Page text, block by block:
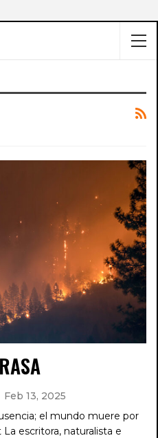
Feb 13, 2025
el mundo muere por
escritora, naturalista e